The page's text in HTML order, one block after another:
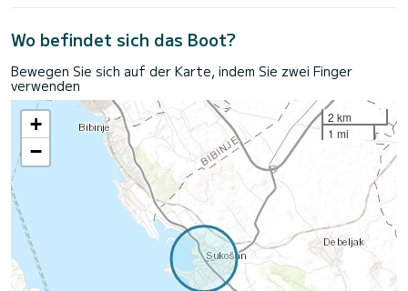
Wo befindet sich das Boot?
Bewegen Sie sich auf der Karte, indem Sie zwei Finger
verwenden
+
−
2 km
1 mi